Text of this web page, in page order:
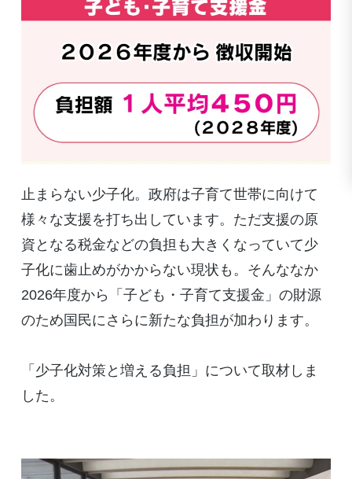
止まらない少子化。政府は子育て世帯に向けて
様々な支援を打ち出しています。ただ支援の原
資となる税金などの負担も大きくなっていて少
子化に歯止めがかからない現状も。そんななか
2026年度から「子ども・子育て支援金」の財源
のため国民にさらに新たな負担が加わります。
「少子化対策と増える負担」について取材しま
した。